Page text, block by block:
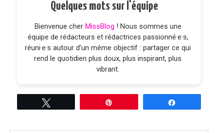
Quelques mots sur l'équipe
Bienvenue cher MissBlog ! Nous sommes une
équipe de rédacteurs et rédactrices passionné·e·s,
réuni·e·s autour d’un même objectif : partager ce qui
rend le quotidien plus doux, plus inspirant, plus
vibrant.